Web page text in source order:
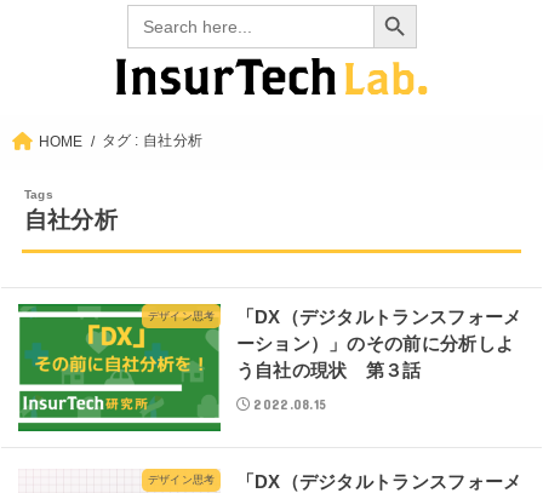
Search
for:
HOME タグ : 自社分析
自社分析
デザイン思考
「DX（デジタルトランスフォーメ
ーション）」のその前に分析しよ
う自社の現状 第３話
2022.08.15
デザイン思考
「DX（デジタルトランスフォーメ